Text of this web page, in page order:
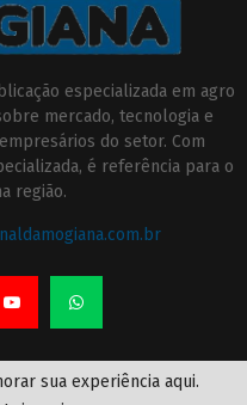
especializada em agro
mercado, tecnologia e
do setor. Com
é referência para o
região.
sua experiência aqui.